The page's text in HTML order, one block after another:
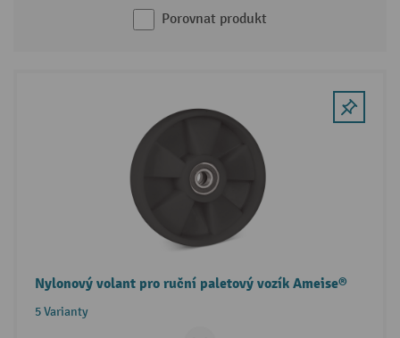
Porovnat produkt
Nylonový volant pro ruční paletový vozík Ameise®
5 Varianty